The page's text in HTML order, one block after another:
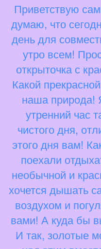
Приветствую
думаю, что
день для
утро всем!
открыточка с
Какой
наша природа!
утренний час
чистого дня,
этого дня вам!
поехали
необычной и
хочется дышать
воздухом и
вами! А куда бы
И так, золотые